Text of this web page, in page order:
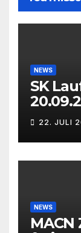
NEWS
SK
22. JULI
NEWS